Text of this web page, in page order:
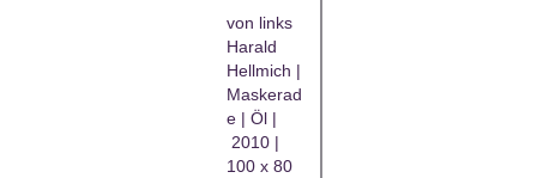
von links
Harald
Hellmich |
Maskerad
e | Öl |
2010 |
100 x 80